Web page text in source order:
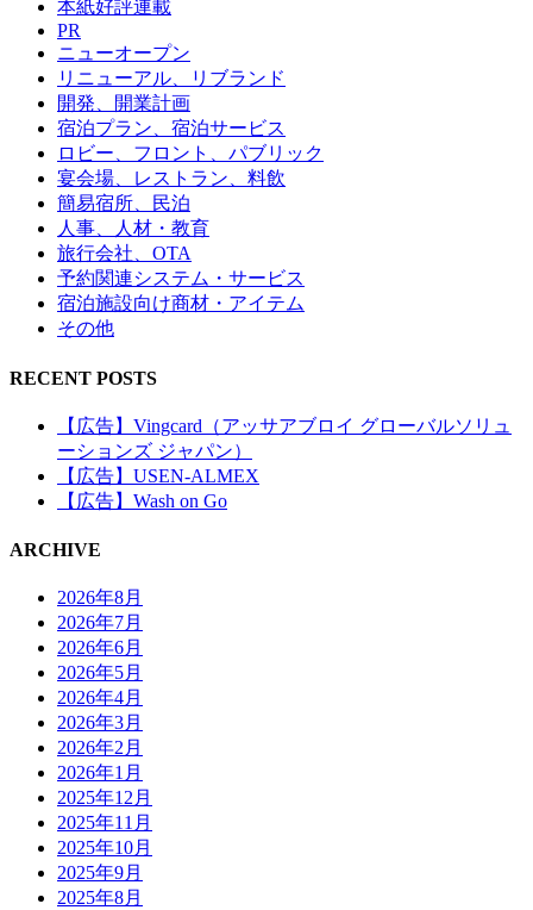
本紙好評連載
PR
ニューオープン
リニューアル、リブランド
開発、開業計画
宿泊プラン、宿泊サービス
ロビー、フロント、パブリック
宴会場、レストラン、料飲
簡易宿所、民泊
人事、人材・教育
旅行会社、OTA
予約関連システム・サービス
宿泊施設向け商材・アイテム
その他
RECENT POSTS
【広告】Vingcard（アッサアブロイ グローバルソリュ
ーションズ ジャパン）
【広告】USEN-ALMEX
【広告】Wash on Go
ARCHIVE
2026年8月
2026年7月
2026年6月
2026年5月
2026年4月
2026年3月
2026年2月
2026年1月
2025年12月
2025年11月
2025年10月
2025年9月
2025年8月